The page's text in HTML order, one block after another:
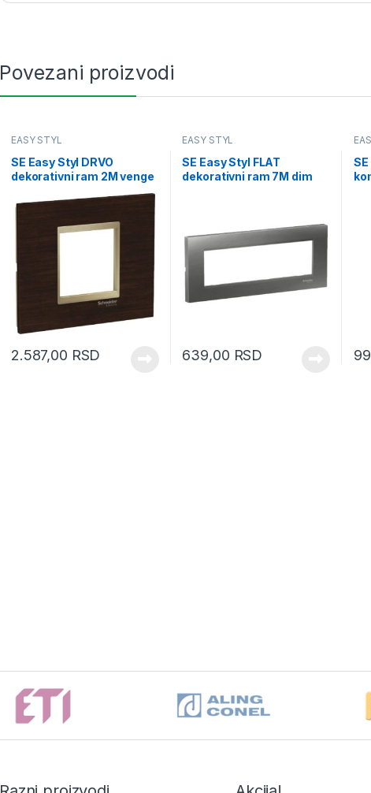
Povezani proizvodi
EASY STYL
SE Easy Styl DRVO
dekorativni ram 2M venge
2.587,00 RSD
EASY STYL
SE Easy Styl FLAT
dekorativni ram 7M dim
639,00 RSD